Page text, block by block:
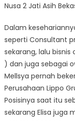
Nusa 2 Jati Asih
Dalam
seperti Consultant
sekarang, lalu bisnis
) dan juga sebagai
Mellsya pernah
Perusahaan Lippo
Posisinya saat itu
sekarang Elisa juga